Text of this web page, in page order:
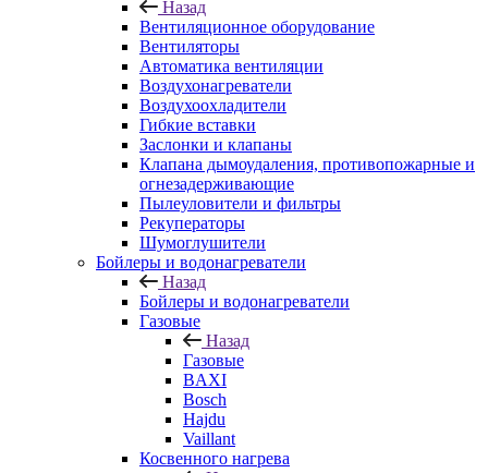
Назад
Вентиляционное оборудование
Вентиляторы
Автоматика вентиляции
Воздухонагреватели
Воздухоохладители
Гибкие вставки
Заслонки и клапаны
Клапана дымоудаления, противопожарные и
огнезадерживающие
Пылеуловители и фильтры
Рекуператоры
Шумоглушители
Бойлеры и водонагреватели
Назад
Бойлеры и водонагреватели
Газовые
Назад
Газовые
BAXI
Bosch
Hajdu
Vaillant
Косвенного нагрева